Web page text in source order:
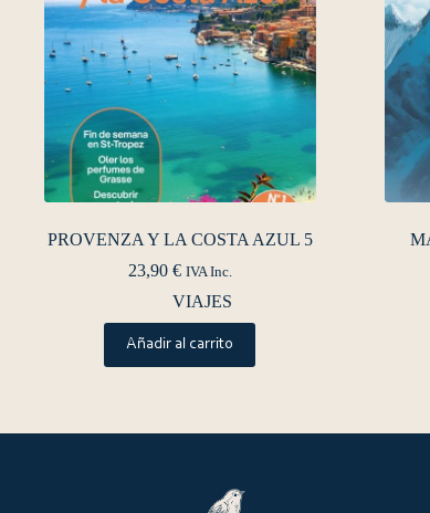
PROVENZA Y LA COSTA AZUL 5
23,90 € IVA Inc.
VIAJES
Añadir al carrito